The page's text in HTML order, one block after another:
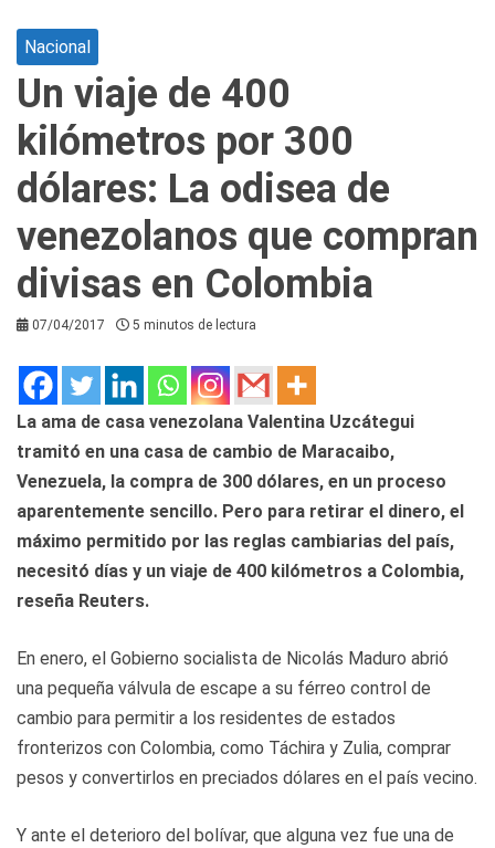
Nacional
Un viaje de 400
kilómetros por 300
dólares: La odisea de
venezolanos que compran
divisas en Colombia
07/04/2017 5 minutos de lectura
La ama de casa venezolana Valentina Uzcátegui
tramitó en una casa de cambio de Maracaibo,
Venezuela, la compra de 300 dólares, en un proceso
aparentemente sencillo. Pero para retirar el dinero, el
máximo permitido por las reglas cambiarias del país,
necesitó días y un viaje de 400 kilómetros a Colombia,
reseña Reuters.
En enero, el Gobierno socialista de Nicolás Maduro abrió
una pequeña válvula de escape a su férreo control de
cambio para permitir a los residentes de estados
fronterizos con Colombia, como Táchira y Zulia, comprar
pesos y convertirlos en preciados dólares en el país vecino.
Y ante el deterioro del bolívar, que alguna vez fue una de